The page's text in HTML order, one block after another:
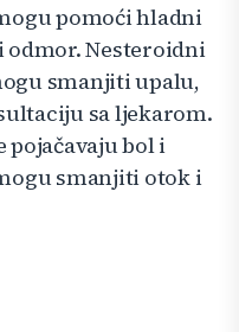
pomoći hladni
Nesteroidni
smanjiti upalu,
sa ljekarom.
pojačavaju bol i
smanjiti otok i